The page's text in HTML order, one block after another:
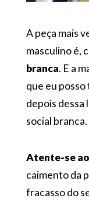
A peça mais
masculino é,
branca. E a
que eu posso
depois dessa
social branca.
Atente-se
caimento da
fracasso do